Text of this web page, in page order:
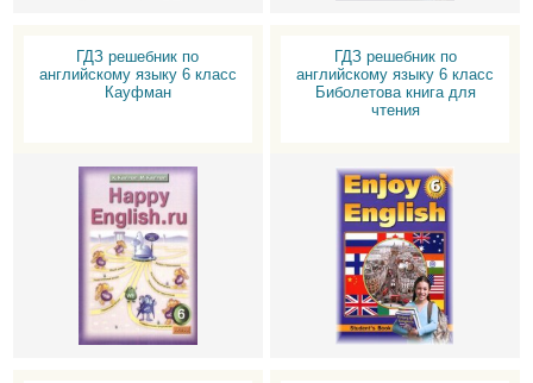
ГДЗ решебник по
английскому языку 6 класс
Кауфман
ГДЗ решебник по
английскому языку 6 класс
Биболетова книга для
чтения